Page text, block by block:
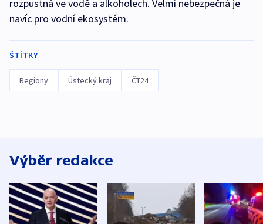
rozpustná ve vodě a alkoholech. Velmi nebezpečná je
navíc pro vodní ekosystém.
ŠTÍTKY
Regiony Ústecký kraj ČT24
Výběr redakce